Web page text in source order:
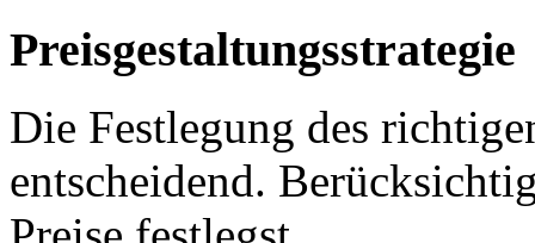
Preisgestaltungsstrategie
Die Festlegung des
entscheidend.